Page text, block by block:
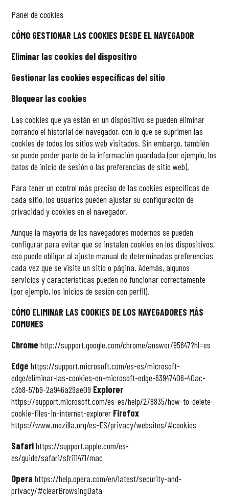
Panel de cookies
CÓMO GESTIONAR LAS COOKIES DESDE EL NAVEGADOR
Eliminar las cookies del dispositivo
Gestionar las cookies específicas del sitio
Bloquear las cookies
Las cookies que ya están en un dispositivo se pueden eliminar
borrando el historial del navegador, con lo que se suprimen las
cookies de todos los sitios web visitados. Sin embargo, también
se puede perder parte de la información guardada (por ejemplo, los
datos de inicio de sesión o las preferencias de sitio web).
Para tener un control más preciso de las cookies específicas de
cada sitio, los usuarios pueden ajustar su configuración de
privacidad y cookies en el navegador.
Aunque la mayoría de los navegadores modernos se pueden
configurar para evitar que se instalen cookies en los dispositivos,
eso puede obligar al ajuste manual de determinadas preferencias
cada vez que se visite un sitio o página. Además, algunos
servicios y características pueden no funcionar correctamente
(por ejemplo, los inicios de sesión con perfil).
CÓMO ELIMINAR LAS COOKIES DE LOS NAVEGADORES MÁS
COMUNES
Chromehttp://support.google.com/chrome/answer/95647?hl=es
Edgehttps://support.microsoft.com/es-es/microsoft-
edge/eliminar-las-cookies-en-microsoft-edge-63947406-40ac-
c3b8-57b9-2a946a29ae09 Explorer
https://support.microsoft.com/es-es/help/278835/how-to-delete-
cookie-files-in-internet-explorer Firefox
https://www.mozilla.org/es-ES/privacy/websites/#cookies
Safarihttps://support.apple.com/es-
es/guide/safari/sfri11471/mac
Operahttps://help.opera.com/en/latest/security-and-
privacy/#clearBrowsingData